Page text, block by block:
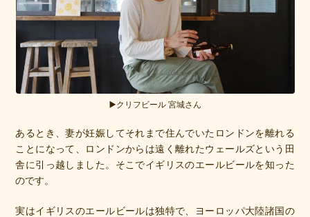
▶️クリフビール 宮城さん
あるとき、妻が妊娠してそれまで住んでいたロンドンを離れる
ことになって、ロンドンからは遠く離れたウェールズという田
舎に引っ越しました。そこでイギリスのエールビールを知った
のです。
実はイギリスのエールビールは独特で、ヨーロッパ大陸諸国の